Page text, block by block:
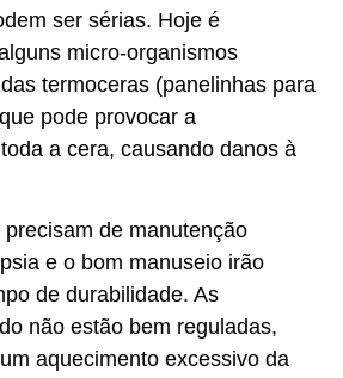
ser sérias. Hoje é
micro-organismos
termoceras (panelinhas para
pode provocar a
a cera, causando danos à
de manutenção
e o bom manuseio irão
de durabilidade. As
não estão bem reguladas,
aquecimento excessivo da